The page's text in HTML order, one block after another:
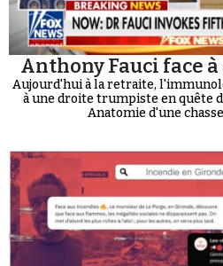
Anthony Fauci face
Aujourd'hui à la retraite,
à une droite trumpiste en quête
Anatomie d'une